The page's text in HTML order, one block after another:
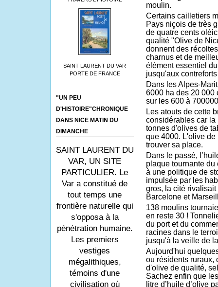
SAINT LAURENT DU VAR
PORTE DE FRANCE
"UN PEU
D'HISTOIRE"CHRONIQUE
DANS NICE MATIN DU
DIMANCHE
SAINT LAURENT DU
VAR, UN SITE
PARTICULIER. Le
Var a constitué de
tout temps une
frontière naturelle qui
s'opposa à la
pénétration humaine.
Les premiers
vestiges
mégalithiques,
témoins d'une
civilisation où
moulin.
Certains cailletiers
Pays niçois de très
de quatre cents
qualité "Olive de
donnent des
charnus et de
élément essentiel
jusqu'aux
Dans les Alpes-
6000 ha des 20 000
sur les 600 à
Les atouts de cette
considérables car la
tonnes d'olives de
que 4000. L'olive
trouver sa place.
Dans le passé,
plaque tournante du
à une politique de
impulsée par les
gros, la cité
Barcelone et
138 moulins
en reste 30 !
du port et du
racines dans le
jusqu'à la veille de
Aujourd'hui
ou résidents ruraux,
d'olive de qualité,
Sachez enfin que
litre d’huile d’olive